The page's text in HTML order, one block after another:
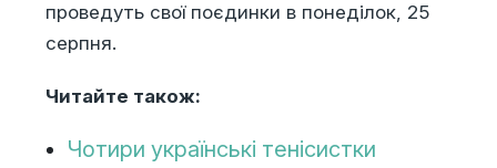
проведуть свої поєдинки в понеділок, 25
серпня.
Читайте також:
Чотири українські тенісистки